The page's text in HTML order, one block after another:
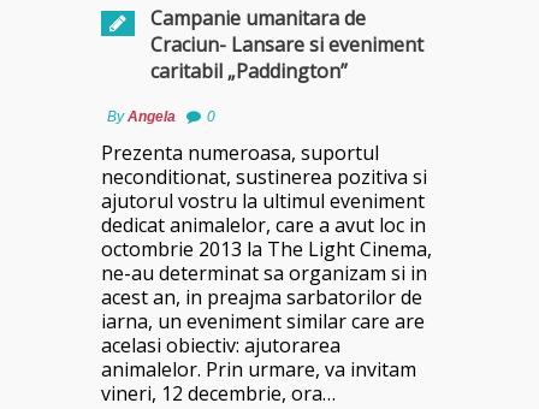
Campanie umanitara de
Craciun- Lansare si eveniment
caritabil „Paddington”
ByAngela 0
Prezenta numeroasa, suportul
neconditionat, sustinerea pozitiva si
ajutorul vostru la ultimul eveniment
dedicat animalelor, care a avut loc in
octombrie 2013 la The Light Cinema,
ne-au determinat sa organizam si in
acest an, in preajma sarbatorilor de
iarna, un eveniment similar care are
acelasi obiectiv: ajutorarea
animalelor. Prin urmare, va invitam
vineri, 12 decembrie, ora…